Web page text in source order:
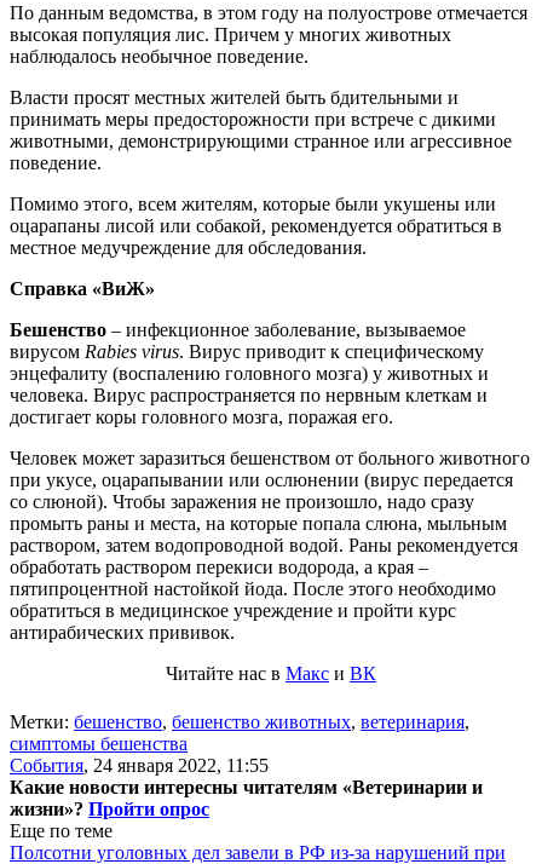
По данным ведомства, в этом году на полуострове отмечается
высокая популяция лис. Причем у многих животных
наблюдалось необычное поведение.
Власти просят местных жителей быть бдительными и
принимать меры предосторожности при встрече с дикими
животными, демонстрирующими странное или агрессивное
поведение.
Помимо этого, всем жителям, которые были укушены или
оцарапаны лисой или собакой, рекомендуется обратиться в
местное медучреждение для обследования.
Справка «ВиЖ»
Бешенство – инфекционное заболевание, вызываемое
вирусом Rabies virus. Вирус приводит к специфическому
энцефалиту (воспалению головного мозга) у животных и
человека. Вирус распространяется по нервным клеткам и
достигает коры головного мозга, поражая его.
Человек может заразиться бешенством от больного животного
при укусе, оцарапывании или ослюнении (вирус передается
со слюной). Чтобы заражения не произошло, надо сразу
промыть раны и места, на которые попала слюна, мыльным
раствором, затем водопроводной водой. Раны рекомендуется
обработать раствором перекиси водорода, а края –
пятипроцентной настойкой йода. После этого необходимо
обратиться в медицинское учреждение и пройти курс
антирабических прививок.
Читайте нас в Макс и ВК
Метки: бешенство, бешенство животных, ветеринария,
симптомы бешенства
События, 24 января 2022, 11:55
Какие новости интересны читателям «Ветеринарии и
жизни»? Пройти опрос
Еще по теме
Полсотни уголовных дел завели в РФ из-за нарушений при